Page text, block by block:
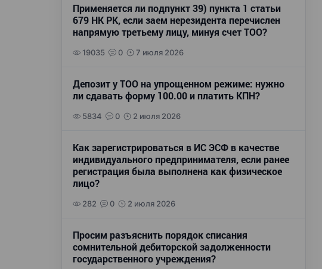
Применяется ли подпункт 39) пункта 1 статьи
679 НК РК, если заем нерезидента перечислен
напрямую третьему лицу, минуя счет ТОО?
19035 0 7 июля 2026
Депозит у ТОО на упрощенном режиме: нужно
ли сдавать форму 100.00 и платить КПН?
5834 0 2 июля 2026
Как зарегистрироваться в ИС ЭСФ в качестве
индивидуального предпринимателя, если ранее
регистрация была выполнена как физическое
лицо?
282 0 2 июля 2026
Просим разъяснить порядок списания
сомнительной дебиторской задолженности
государственного учреждения?